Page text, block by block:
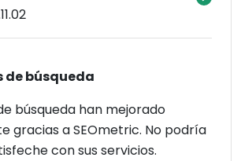
de búsqueda
búsqueda han mejorado
gracias a SEOmetric. No podría
con sus servicios.